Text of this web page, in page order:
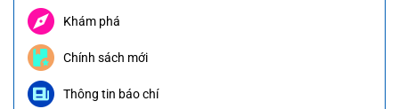
Khám phá
Chính sách mới
Thông tin báo chí